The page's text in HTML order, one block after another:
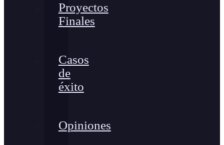
Proyectos
Finales
Casos
de
éxito
Opiniones